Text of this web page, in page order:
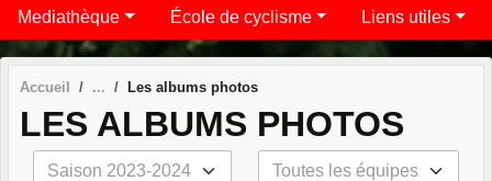
Mediathèque École de cyclisme Liens utiles
Accueil Les albums photos
LES ALBUMS PHOTOS